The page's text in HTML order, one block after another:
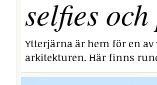
selfies
Ytterjärna är hem för en
arkitekturen. Här finns